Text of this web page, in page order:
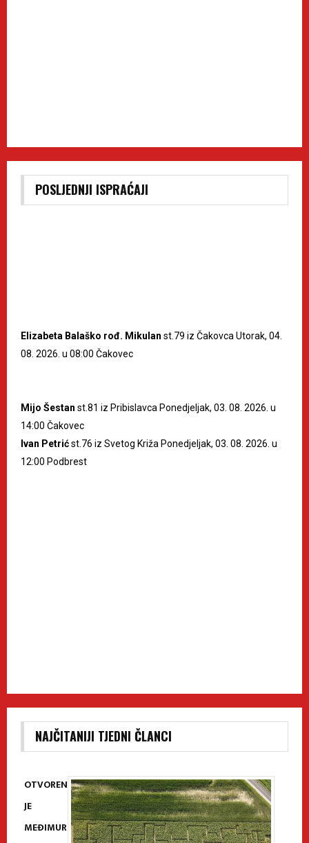
POSLJEDNJI ISPRAĆAJI
Elizabeta Balaško rođ. Mikulan st.79 iz Čakovca Utorak, 04.
08. 2026. u 08:00 Čakovec
Mijo Šestan st.81 iz Pribislavca Ponedjeljak, 03. 08. 2026. u
14:00 Čakovec
Ivan Petrićst.76 iz Svetog Križa Ponedjeljak, 03. 08. 2026. u
12:00 Podbrest
NAJČITANIJI TJEDNI ČLANCI
OTVOREN
JE
MEĐIMUR